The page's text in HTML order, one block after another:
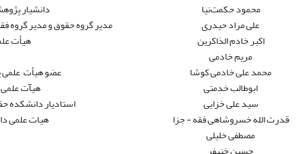
محمود حکمت‌نیا
دانشیار
علی مراد حیدری
مدیر گروه حقوق و مدیر
اکبر خادم الذاکرین
هیأت
مریم خادمی
محمد علی خادمی کوشا
عضو هیأت علمی
ابوطالب خدمتی
هیآت
سید علی خزایی
استادیار دانشکده
قدرت الله خسروشاهی فقه - جزا
هیات علمی
مصطفی خلیلی